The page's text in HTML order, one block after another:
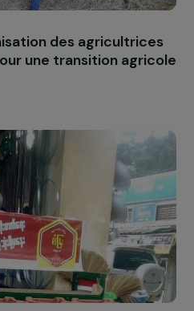
vers des modes
et les appuyer
coopérative